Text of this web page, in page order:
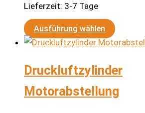
Lieferzeit: 3-7 Tage
Ausführung wählen
Dieses
Produkt
mehrere
auf.
Druckluftzylinder
Motorabstellung